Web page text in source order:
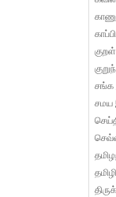
சங்க
சமய